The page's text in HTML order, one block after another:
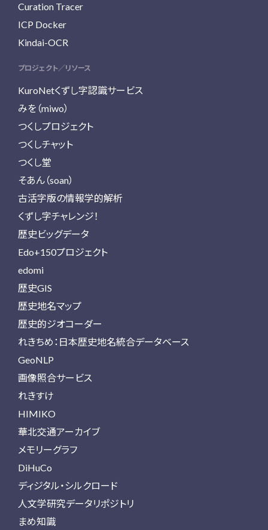
Curation Tracer
ICP Docker
Kindai-OCR
プロジェクト／リソース
KuroNetくずし字認識サービス
みを（miwo）
つくしプロジェクト
つくしチャット
つくし堂
そあん（soan）
古活字版の情報学的解析
くずし字チャレンジ！
歴史ビッグデータ
Edo+150プロジェクト
edomi
歴史GIS
歴史地名マップ
歴史的ジオコーダー
れきちめ：日本歴史地名統合データベース
GeoNLP
画像照合サービス
れきすけ
HIMIKO
華北交通アーカイブ
メモリーグラフ
DiHuCo
ディジタル・シルクロード
人文学研究データリポジトリ
まめ知識